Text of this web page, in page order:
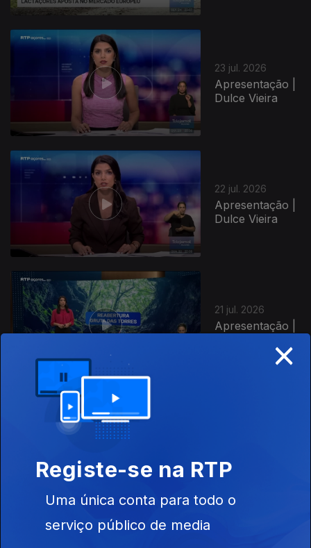
23 jul. 2026
Apresentação |
Dulce Vieira
22 jul. 2026
Apresentação |
Dulce Vieira
21 jul. 2026
Apresentação |
Dulce Vieira
×
Registe-se na RTP
Uma única conta para todo o
serviço público de media